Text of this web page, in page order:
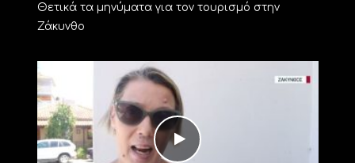
Θετικά τα μηνύματα για τον τουρισμό στην
Ζάκυνθο